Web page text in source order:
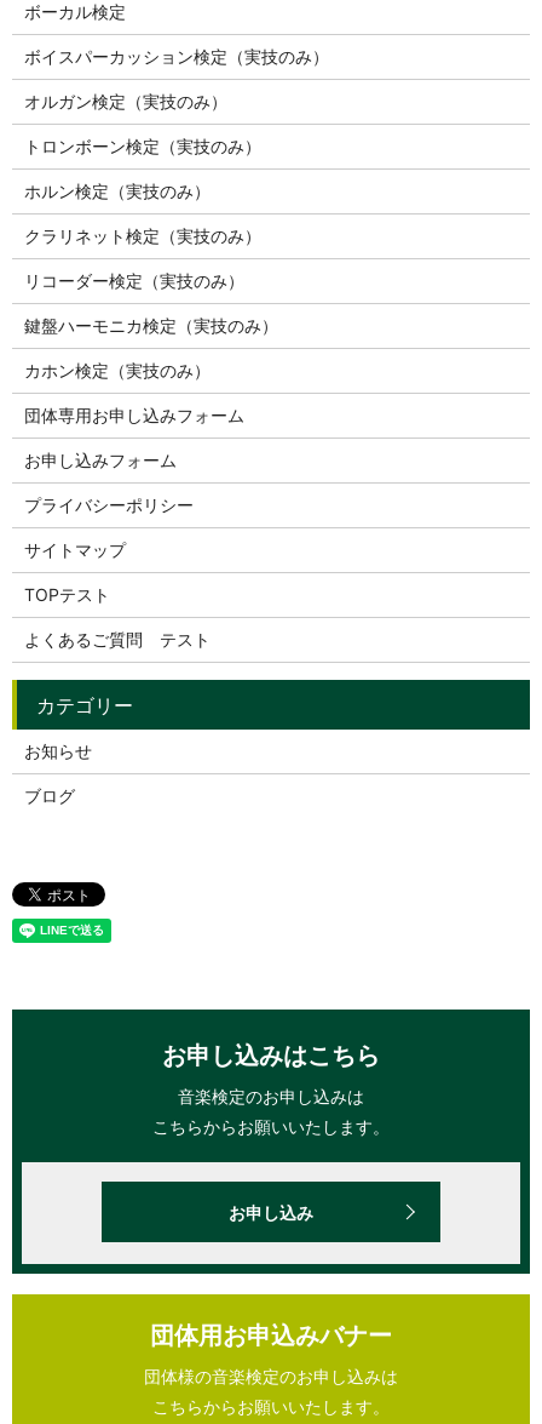
ボーカル検定
ボイスパーカッション検定（実技のみ）
オルガン検定（実技のみ）
トロンボーン検定（実技のみ）
ホルン検定（実技のみ）
クラリネット検定（実技のみ）
リコーダー検定（実技のみ）
鍵盤ハーモニカ検定（実技のみ）
カホン検定（実技のみ）
団体専用お申し込みフォーム
お申し込みフォーム
プライバシーポリシー
サイトマップ
TOPテスト
よくあるご質問 テスト
お知らせ
ブログ
お申し込みはこちら
音楽検定のお申し込みは
こちらからお願いいたします。
お申し込み
団体用お申込みバナー
団体様の音楽検定のお申し込みは
こちらからお願いいたします。